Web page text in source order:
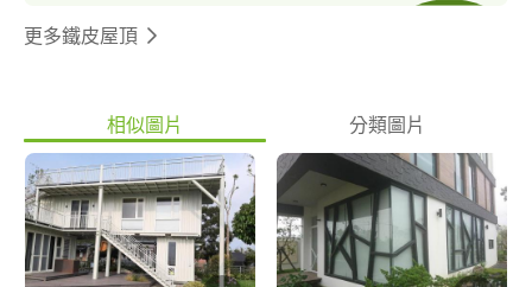
更多鐵皮屋頂
相似圖片 分類圖片